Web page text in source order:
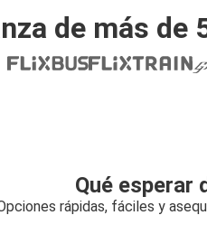
de más de
Qué esperar
rápidas, fáciles y